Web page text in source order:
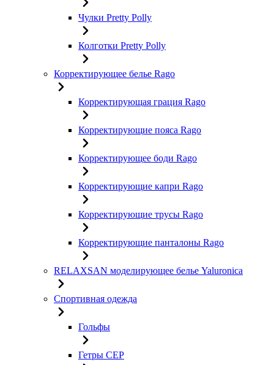
Чулки Pretty Polly
Колготки Pretty Polly
Корректирующее белье Rago
Корректирующая грация Rago
Корректирующие пояса Rago
Корректирующее боди Rago
Корректирующие капри Rago
Корректирующие трусы Rago
Корректирующие панталоны Rago
RELAXSAN моделирующее белье Yaluroniсa
Спортивная одежда
Гольфы
Гетры CEP